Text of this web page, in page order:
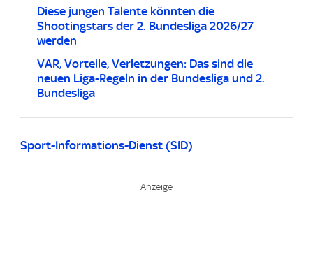
Diese jungen Talente könnten die
Shootingstars der 2. Bundesliga 2026/27
werden
VAR, Vorteile, Verletzungen: Das sind die
neuen Liga-Regeln in der Bundesliga und 2.
Bundesliga
Sport-Informations-Dienst (SID)